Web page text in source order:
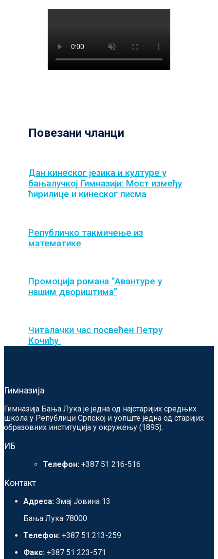
Повезани чланци
Дан кинеског језика и културе у
бањалучкој Гимназији: Мост између
ћирилице и кинеског писма
Републичко такмичење из
математике
Промоција романа “Авантуре у
нашим двориштима”
Читалачки час посвећен Петру
Кочићу
Гимназија
Гимназија Бања Лука је једна од најстаријих средњих
школа у Републици Српској и уопште једна од старијих
образовних институција у окружењу (1895).
ИБ
Телефон: +387 51 216-516
Контакт
Адреса: Змај Јовина 13
Бања Лука 78000
Телефон: +387 51 213-259
Факс: +387 51 223-571